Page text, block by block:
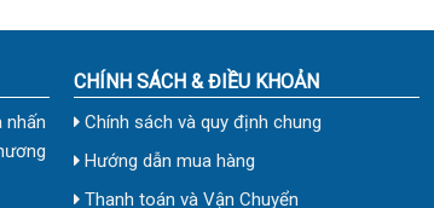
nhấn
CHÍNH SÁCH & ĐIỀU KHOẢN
Chính sách và quy định chung
Hướng dẫn mua hàng
Thanh toán và Vận Chuyển